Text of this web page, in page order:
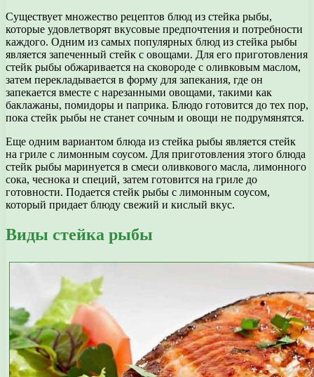
Существует множество рецептов блюд из стейка рыбы,
которые удовлетворят вкусовые предпочтения и потребности
каждого. Одним из самых популярных блюд из стейка рыбы
является запеченный стейк с овощами. Для его приготовления
стейк рыбы обжаривается на сковороде с оливковым маслом,
затем перекладывается в форму для запекания, где он
запекается вместе с нарезанными овощами, такими как
баклажаны, помидоры и паприка. Блюдо готовится до тех пор,
пока стейк рыбы не станет сочным и овощи не подрумянятся.
Еще одним вариантом блюда из стейка рыбы является стейк
на гриле с лимонным соусом. Для приготовления этого блюда
стейк рыбы маринуется в смеси оливкового масла, лимонного
сока, чеснока и специй, затем готовится на гриле до
готовности. Подается стейк рыбы с лимонным соусом,
который придает блюду свежий и кислый вкус.
Виды стейка рыбы